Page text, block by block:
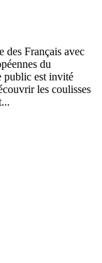
des Français avec
du
public est invité
les coulisses